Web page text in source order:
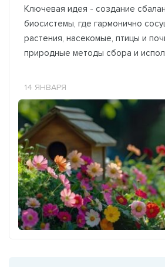
Ключевая идея - создание
биосистемы, где гармонично
растения, насекомые, птицы и
природные методы сбора и
14 ЯНВАРЯ